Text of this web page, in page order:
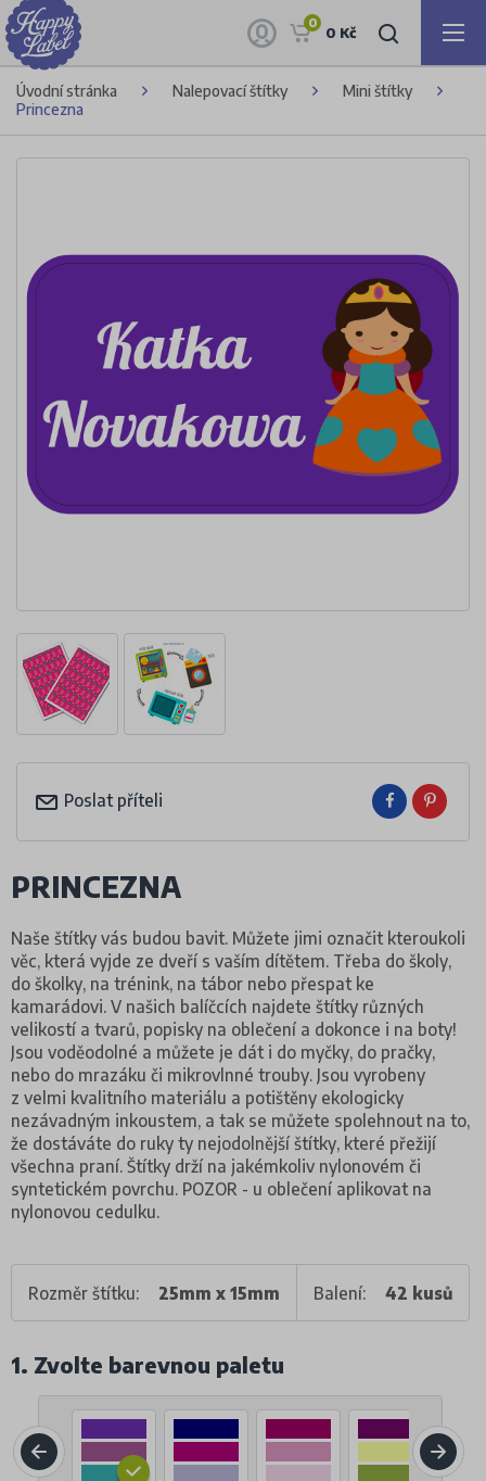
0
0 Kč
Úvodní stránka Nalepovací štítky
Mini štítky
Princezna
Poslat příteli
PRINCEZNA
Naše štítky vás budou bavit. Můžete jimi označit kteroukoli
věc, která vyjde ze dveří s vaším dítětem. Třeba do školy,
do školky, na trénink, na tábor nebo přespat ke
kamarádovi. V našich balíčcích najdete štítky různých
velikostí a tvarů, popisky na oblečení a dokonce i na boty!
Jsou voděodolné a můžete je dát i do myčky, do pračky,
nebo do mrazáku či mikrovlnné trouby. Jsou vyrobeny
z velmi kvalitního materiálu a potištěny ekologicky
nezávadným inkoustem, a tak se můžete spolehnout na to,
že dostáváte do ruky ty nejodolnější štítky, které přežijí
všechna praní. Štítky drží na jakémkoliv nylonovém či
syntetickém povrchu. POZOR - u oblečení aplikovat na
nylonovou cedulku.
Rozměr štítku: 25mm x 15mm Balení: 42 kusů
1. Zvolte barevnou paletu